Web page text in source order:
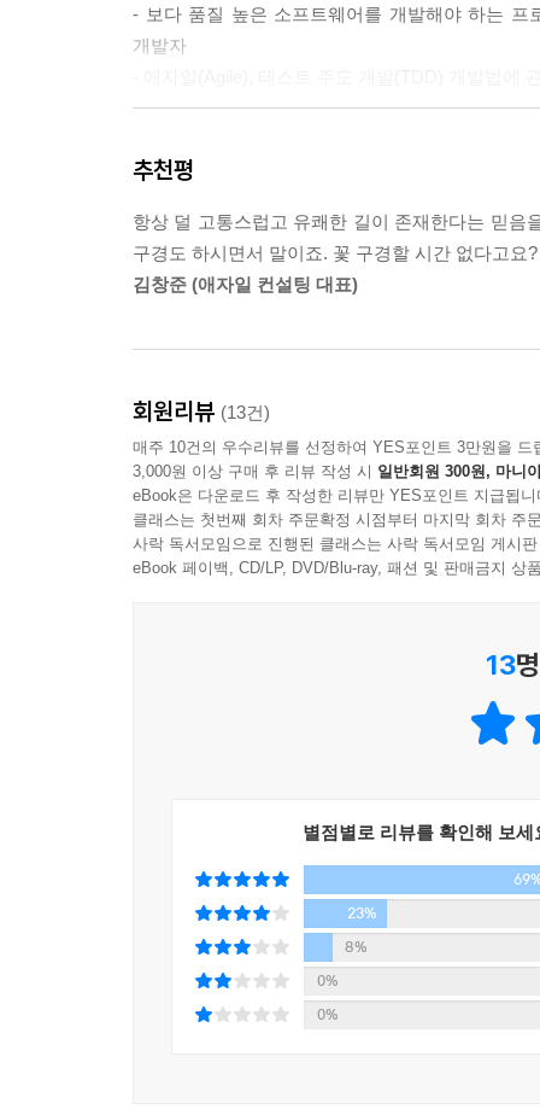
6.2 Unitils의 단위 테스트 지원 기능들
6.3 Unitils 모듈
6.5 DBMaintainer: DB를 자동으로 유지보수해주는
전문가 인터뷰 박재성
7 개발 영역에 따른 TDD 작성 패턴
7.1 일반적인 애플리케이션
전문가 인터뷰 이일민
8 TDD에 대한 다양한 시각
8.1 TDD와 소프트웨어 디자인
8.2 TDD 유의사항
10.1 자동판매기 잔돈 계산 모듈
10.2 비디오 가게
11 테스트 자동화와 커버리지
- 보다 품질 높은 소프트웨어를 개발해야 하는
개발자
효율적인 설계와 간결한 코드를 만드는 필수 TDD
TDD는 흔히 '업무 코드를 작성하기 전에 테스트
것은 쉽지 않다. 그 이유는 무엇일까? 일단 당
문제이다. 그러나 얼핏 보면 처음에는 멀리 돌아
이제 더 이상 TDD를 어려워하지 말자! 고객을
프로젝트를 향한 비법이 이 책에 담겨 있다.
이 책의 장점을 몇 가지 짚어보고 싶습니다.
첫째, 입체적이고 다채롭습니다. 전문가 인터
둘째, 여러 가지 도구를 구체적으로 다루고 있습
들어가며 단계별로 방법을 안내하고 있습니다.
셋째, 소개된 도구들이 비교적 최신의 것들이어
도구들도 많은 발전을 해왔습니다. 국내에 출
봅니다. 이 책에서는 (또 얼마 지나지 않아 새로운
넷째, TDD를 배우는 사람 입장에서 가질 만한
오아시스 같은 느낌이 들 것 같습니다.(중략)
추천평
항상 덜 고통스럽고 유쾌한 길이 존재한다는 믿음
구경도 하시면서 말이죠. 꽃 구경할 시간 없다고
김창준 (애자일 컨설팅 대표)
회원리뷰 (13건)
매주 10건의 우수리뷰를 선정하여 YES포인트 3만원을 드
3,000원 이상 구매 후 리뷰 작성 시 일반회원 300원, 마니
eBook은 다운로드 후 작성한 리뷰만 YES포인트 지급됩니
클래스는 첫번째 회차 주문확정 시점부터 마지막 회차 주
사락 독서모임으로 진행된 클래스는 사락 독서모임 게시
eBook 페이백, CD/LP, DVD/Blu-ray, 패션 및 판매금지 상
13
별점별로 리뷰를 확인해 보세
23%
8%
0%
0%